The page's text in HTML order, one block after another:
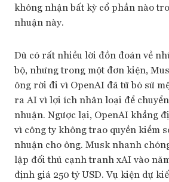
không nhận bất kỳ cổ phần nào
nhuận này.
Dù có rất nhiều lời đồn đoán về
bộ, nhưng trong một đơn kiện,
ông rời đi vì OpenAI đã từ bỏ sứ
ra AI vì lợi ích nhân loại để
nhuận. Ngược lại, OpenAI khẳng
vì công ty không trao quyền kiểm
nhuận cho ông. Musk nhanh
lập đối thủ cạnh tranh xAI vào
định giá 250 tỷ USD. Vụ kiện dự